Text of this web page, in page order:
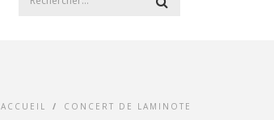
ACCUEIL / CONCERT DE LAMINOTE